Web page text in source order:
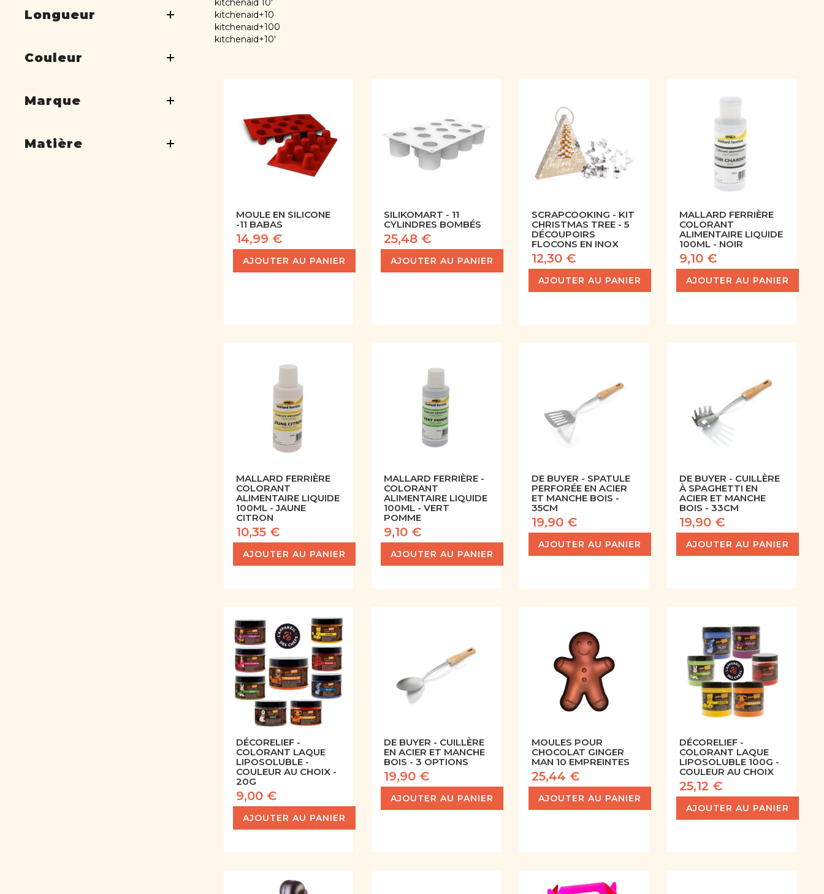
kitchenaid 10'
kitchenaid+10
kitchenaid+100
kitchenaid+10'
MOULE EN SILICONE
-11 BABAS
14,99 €
AJOUTER AU PANIER
SILIKOMART - 11
CYLINDRES BOMBÉS
25,48 €
AJOUTER AU PANIER
SCRAPCOOKING - KIT
CHRISTMAS TREE - 5
DÉCOUPOIRS
FLOCONS EN INOX
12,30 €
AJOUTER AU PANIER
MALLARD FERRIÈRE
COLORANT
ALIMENTAIRE LIQUIDE
100ML - NOIR
9,10 €
AJOUTER AU PANIER
MALLARD FERRIÈRE
COLORANT
ALIMENTAIRE LIQUIDE
100ML - JAUNE
CITRON
10,35 €
AJOUTER AU PANIER
MALLARD FERRIÈRE -
COLORANT
ALIMENTAIRE LIQUIDE
100ML - VERT
POMME
9,10 €
AJOUTER AU PANIER
DE BUYER - SPATULE
PERFORÉE EN ACIER
ET MANCHE BOIS -
35CM
19,90 €
AJOUTER AU PANIER
DE BUYER - CUILLÈRE
À SPAGHETTI EN
ACIER ET MANCHE
BOIS - 33CM
19,90 €
AJOUTER AU PANIER
DÉCORELIEF -
COLORANT LAQUE
LIPOSOLUBLE -
COULEUR AU CHOIX -
20G
9,00 €
AJOUTER AU PANIER
DE BUYER - CUILLÈRE
EN ACIER ET MANCHE
BOIS - 3 OPTIONS
19,90 €
AJOUTER AU PANIER
MOULES POUR
CHOCOLAT GINGER
MAN 10 EMPREINTES
25,44 €
AJOUTER AU PANIER
DÉCORELIEF -
COLORANT LAQUE
LIPOSOLUBLE 100G -
COULEUR AU CHOIX
25,12 €
AJOUTER AU PANIER
Longueur
Couleur
Marque
Matière